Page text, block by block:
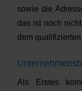
sowie die
das ist noch
dem
Als Erstes